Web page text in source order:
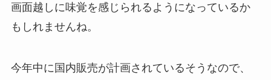
画面越しに味覚を感じられるようになっているか
もしれませんね。
今年中に国内販売が計画されているそうなので、